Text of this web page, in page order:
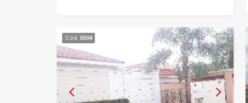
Cód. 5504